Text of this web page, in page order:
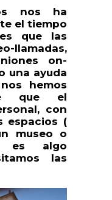
nos ha
el tiempo
que las
on-
una ayuda
hemos
que el
con
espacios (
museo o
es algo
las